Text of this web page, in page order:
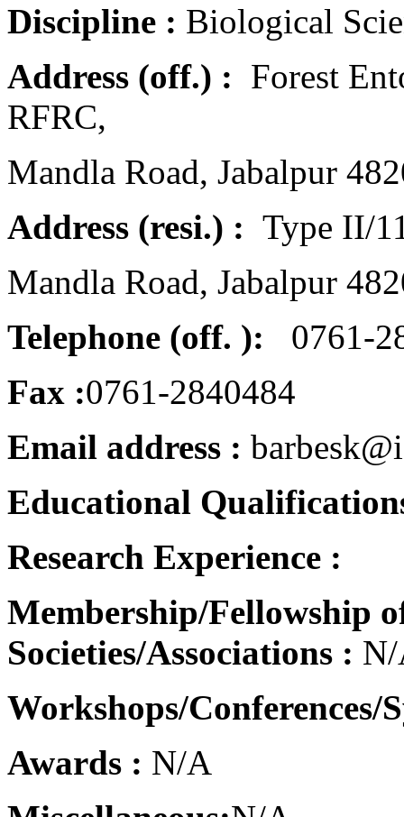
Discipline : Biological
Address (off.) : Forest
RFRC,
Mandla Road, Jabalpur
Address (resi.) : Type II/
Mandla Road, Jabalpur
Telephone (off. ): 0761-
Fax :0761-2840484
Email address :
Educational
Research Experience :
Membership/Fellowship
Societies/Associations :
Workshops/Conferences/
Awards : N/A